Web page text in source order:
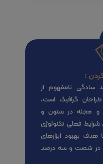
:
سادگی نامفهوم از
گرافیک است،
و مجله در ستون و
فعلی تکنولوژی
هدف بهبود ابزارهای
در شصت و سه درصد